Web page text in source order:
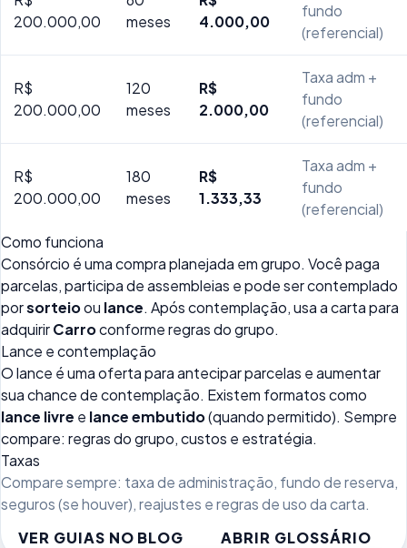
200.000,00
meses
4.000,00
fundo
(referencial)
R$
200.000,00
120
meses
R$
2.000,00
Taxa adm +
fundo
(referencial)
R$
200.000,00
180
meses
R$
1.333,33
Taxa adm +
fundo
(referencial)
Como funciona
Consórcio é uma compra planejada em grupo. Você paga
parcelas, participa de assembleias e pode ser contemplado
porsorteioou lance. Após contemplação, usa a carta para
adquirirCarroconforme regras do grupo.
Lance e contemplação
O lance é uma oferta para antecipar parcelas e aumentar
sua chance de contemplação. Existem formatos como
lance livre e lance embutido(quando permitido). Sempre
compare: regras do grupo, custos e estratégia.
Taxas
Compare sempre: taxa de administração, fundo de reserva,
seguros (se houver), reajustes e regras de uso da carta.
VER GUIAS NO BLOG
ABRIR GLOSSÁRIO